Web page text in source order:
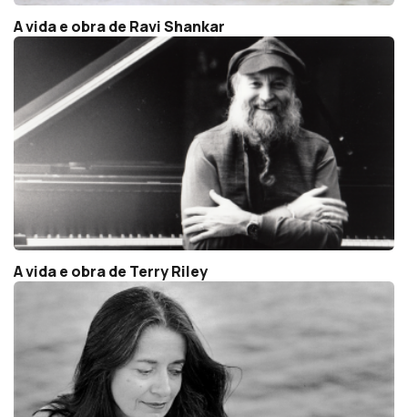
A vida e obra de Ravi Shankar
A vida e obra de Terry Riley